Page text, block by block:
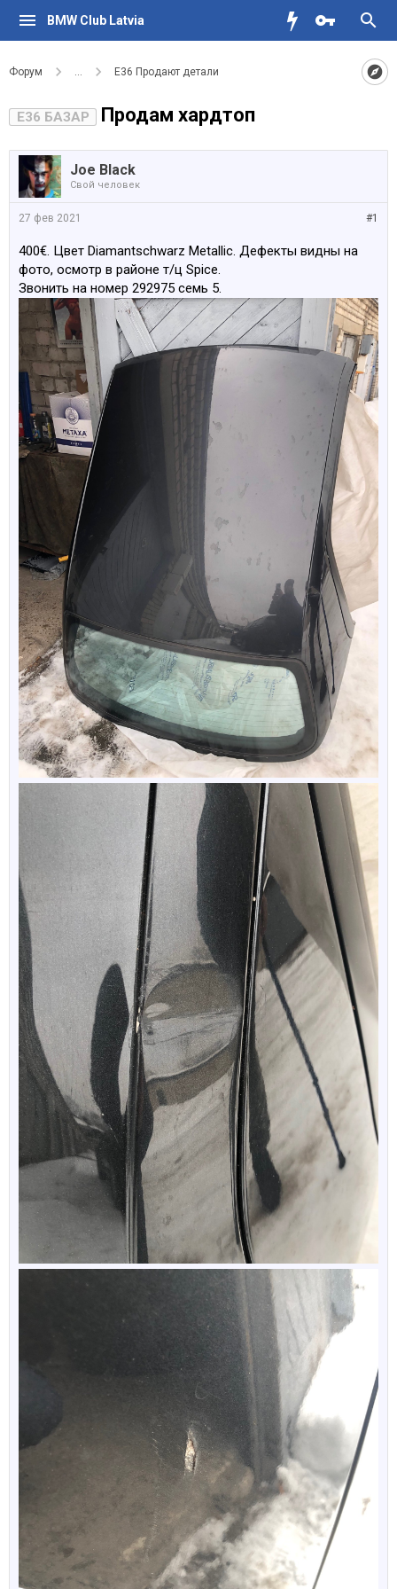
BMW Club Latvia
Форум ... Е36 Продают детали
E36 БАЗАР Продам хардтоп
Joe Black
Свой человек
#1
27 фев 2021
400€. Цвет Diamantschwarz Metallic. Дефекты видны на
фото, осмотр в районе т/ц Spice.
Звонить на номер 292975 семь 5.